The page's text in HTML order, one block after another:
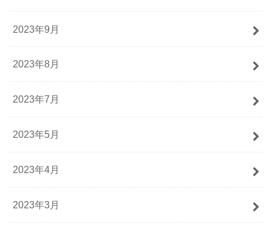
2023年9月
2023年8月
2023年7月
2023年5月
2023年4月
2023年3月